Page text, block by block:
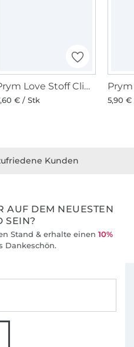
Prym Love Stoff Clips 2,6 cm
€ / Stk 5,90 €
AUF DEM NEUESTEN
SEIN?
Stand & erhalte einen 10%
Dankeschön.